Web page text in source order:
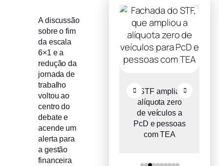
A discussão
sobre o fim
da escala
6×1 e a
redução da
jornada de
trabalho
voltou ao
centro do
debate e
acende um
alerta para
a gestão
financeira
Comitê Gestor
do IBS propõe
reter metade de
STF amplia
alíquota zero
de veículos a
PcD e pessoas
com TEA